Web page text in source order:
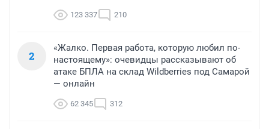
123 337 210
2
«Жалко. Первая работа, которую любил по-
настоящему»: очевидцы рассказывают об
атаке БПЛА на склад Wildberries под Самарой
— онлайн
62 345 312